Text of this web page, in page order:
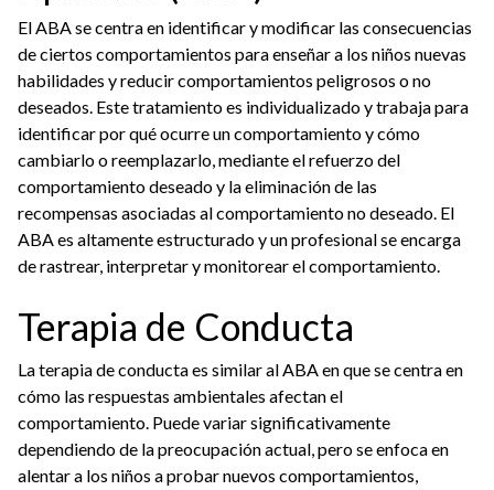
El ABA se centra en identificar y modificar las consecuencias
de ciertos comportamientos para enseñar a los niños nuevas
habilidades y reducir comportamientos peligrosos o no
deseados. Este tratamiento es individualizado y trabaja para
identificar por qué ocurre un comportamiento y cómo
cambiarlo o reemplazarlo, mediante el refuerzo del
comportamiento deseado y la eliminación de las
recompensas asociadas al comportamiento no deseado. El
ABA es altamente estructurado y un profesional se encarga
de rastrear, interpretar y monitorear el comportamiento.
Terapia de Conducta
La terapia de conducta es similar al ABA en que se centra en
cómo las respuestas ambientales afectan el
comportamiento. Puede variar significativamente
dependiendo de la preocupación actual, pero se enfoca en
alentar a los niños a probar nuevos comportamientos,